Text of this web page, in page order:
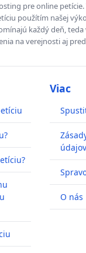
pre online
použítím našej
každý deň,
na verejnosti aj
Viac
údajov
O nás